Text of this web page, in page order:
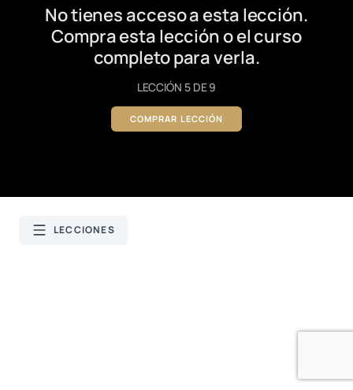
No tienes acceso a esta lección.
Compra esta lección o el curso
completo para verla.
LECCIÓN 5 DE 9
COMPRAR LECCIÓN
LECCIONES